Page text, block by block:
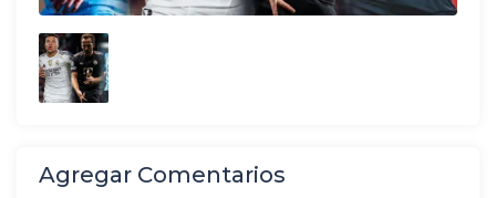
Agregar Comentarios